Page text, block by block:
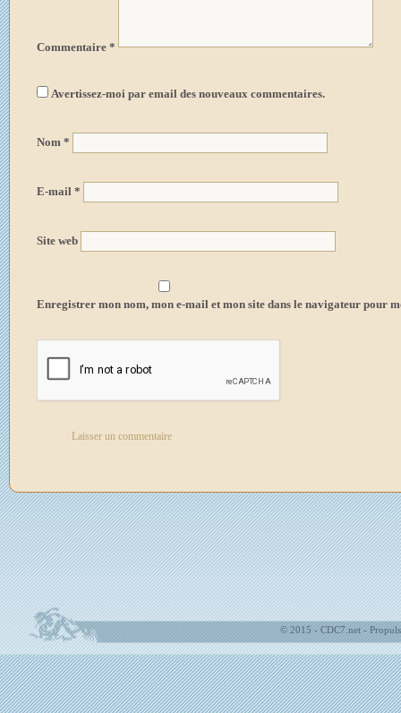
Commentaire *
Avertissez-moi par email des nouveaux commentaires.
Nom *
E-mail *
Site web
Enregistrer mon nom, mon e-mail et mon site dans le navigateur pour
© 2015 - CDC7.net -